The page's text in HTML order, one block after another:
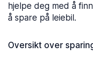
hjelpe deg med å
å spare på leiebil.
Oversikt over